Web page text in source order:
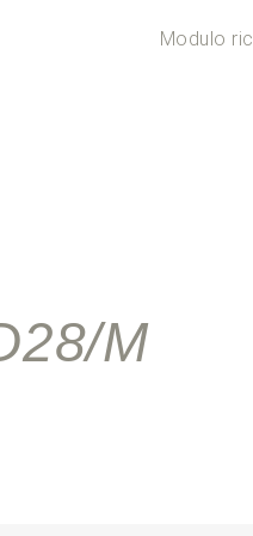
Modulo
M